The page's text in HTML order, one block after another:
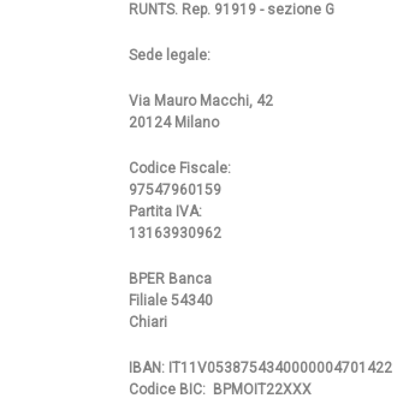
RUNTS. Rep. 91919 - sezione G
Sede legale:
Via Mauro Macchi, 42
20124 Milano
Codice Fiscale:
97547960159
Partita IVA:
13163930962
BPER Banca
Filiale 54340
Chiari
IBAN: IT11V0538754340000004701422
Codice BIC: BPMOIT22XXX